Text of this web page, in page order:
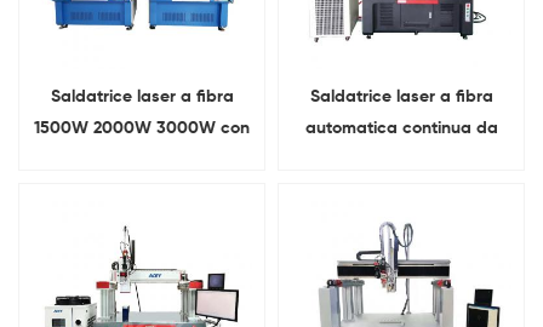
Saldatrice laser a fibra
1500W 2000W 3000W con
Saldatrice laser a fibra
automatica continua da